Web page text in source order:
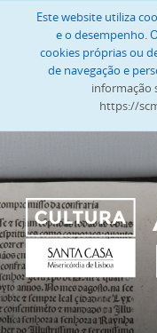
Este website utiliza
e o desempenho.
cookies próprias ou
de navegação e
informação
https://